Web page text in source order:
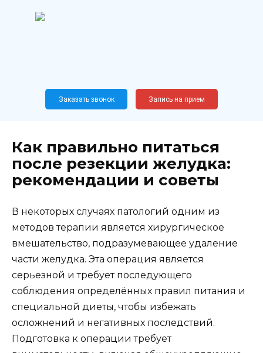
Новослободская, 62, к12
Заказать звонок Запись на прием
Как правильно питаться
после резекции желудка:
рекомендации и советы
В некоторых случаях патологий одним из
методов терапии является хирургическое
вмешательство, подразумевающее удаление
части желудка. Эта операция является
серьезной и требует последующего
соблюдения определённых правил питания и
специальной диеты, чтобы избежать
осложнений и негативных последствий.
Подготовка к операции требует